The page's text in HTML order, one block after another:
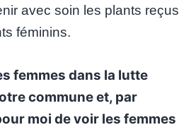
avec soin les plants reçus
féminins.
femmes dans la lutte
commune et, par
moi de voir les femmes